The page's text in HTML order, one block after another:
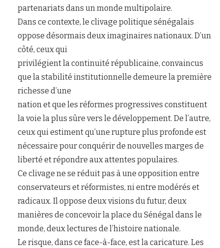
partenariats dans un monde multipolaire.
Dans ce contexte, le clivage politique sénégalais
oppose désormais deux imaginaires nationaux. D’un
côté, ceux qui
privilégient la continuité républicaine, convaincus
que la stabilité institutionnelle demeure la première
richesse d’une
nation et que les réformes progressives constituent
la voie la plus sûre vers le développement. De l’autre,
ceux qui estiment qu’une rupture plus profonde est
nécessaire pour conquérir de nouvelles marges de
liberté et répondre aux attentes populaires.
Ce clivage ne se réduit pas à une opposition entre
conservateurs et réformistes, ni entre modérés et
radicaux. Il oppose deux visions du futur, deux
manières de concevoir la place du Sénégal dans le
monde, deux lectures de l’histoire nationale.
Le risque, dans ce face-à-face, est la caricature. Les